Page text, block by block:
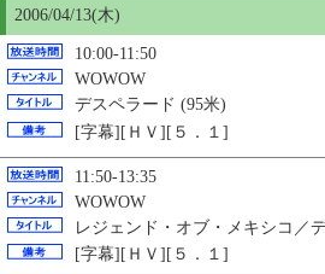
2006/04/13(木)
10:00-11:50
WOWOW
デスペラード (95米)
[字幕][ＨＶ][５．１]
11:50-13:35
WOWOW
レジェンド・オブ・メキシコ／
[字幕][ＨＶ][５．１]